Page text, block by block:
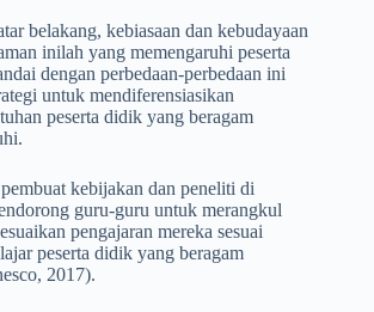
belakang, kebiasaan dan kebudayaan
inilah yang memengaruhi peserta
dengan perbedaan-perbedaan ini
untuk mendiferensiasikan
peserta didik yang beragam
kebijakan dan peneliti di
guru-guru untuk merangkul
pengajaran mereka sesuai
peserta didik yang beragam
2017).